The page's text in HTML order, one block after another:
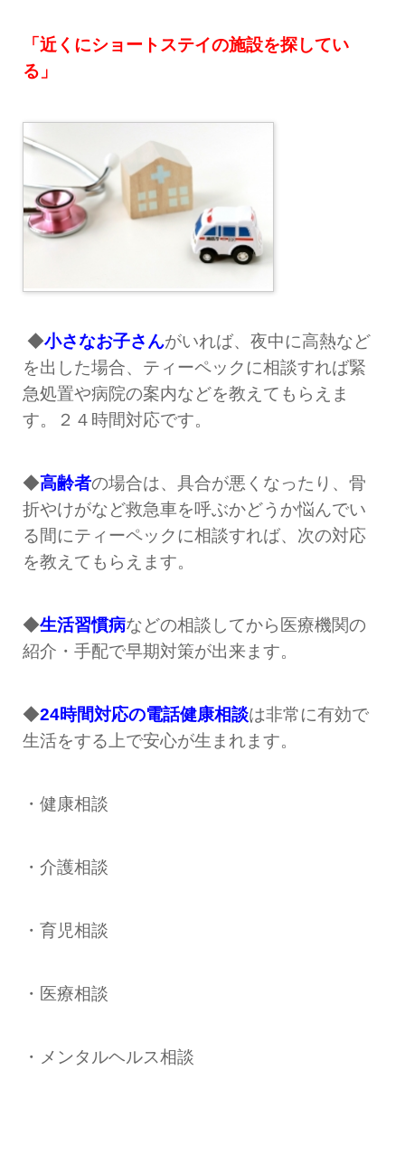
「近くにショートステイの施設を探してい
る」
◆小さなお子さんがいれば、夜中に高熱など
を出した場合、ティーペックに相談すれば緊
急処置や病院の案内などを教えてもらえま
す。２４時間対応です。
◆高齢者の場合は、具合が悪くなったり、骨
折やけがなど救急車を呼ぶかどうか悩んでい
る間にティーペックに相談すれば、次の対応
を教えてもらえます。
◆生活習慣病などの相談してから医療機関の
紹介・手配で早期対策が出来ます。
◆24時間対応の電話健康相談は非常に有効で
生活をする上で安心が生まれます。
・健康相談
・介護相談
・育児相談
・医療相談
・メンタルヘルス相談